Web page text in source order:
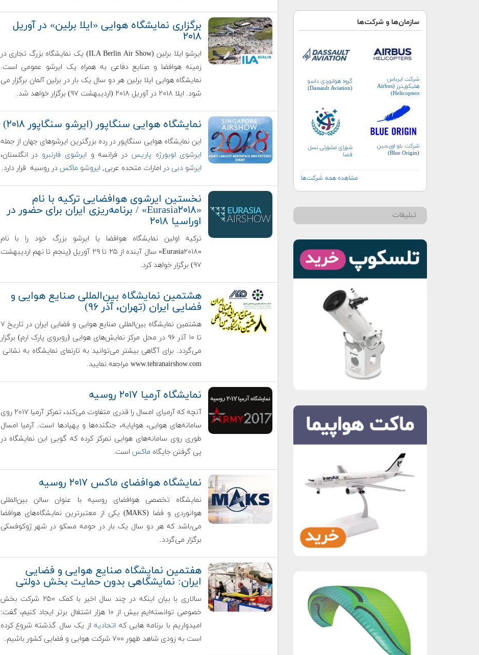
سازمان‌ها و شرکت‌ها
شرکت ایرباس
هلیکوپترز (Airbus
Helicopters)
گروه هوانوردی داسو
(Dassault Aviation)
شرکت بلو اوریجین
(Blue Origin)
شورای مشورتی نسل
فضا
مشاهده همه شرکت‌ها
تبلیغات
برگزاری نمایشگاه هوایی «ایلا برلین» در آوریل
۲۰۱۸
ایرشو ایلا برلین (ILA Berlin Air Show) یک نمایشگاه بزرگ تجاری در
زمینه هوافضا و صنایع دفاعی به همراه یک ایرشو عمومی است.
نمایشگاه هوایی ایلا برلین هر دو سال یک بار در برلین آلمان برگزار می
شود. ایلا ۲۰۱۸ در آوریل ۲۰۱۸ (اردیبهشت ۹۷) برگزار خواهد شد
.
نمایشگاه هوایی سنگاپور (ایرشو سنگاپور ۲۰۱۸)
این نمایشگاه هوایی سنگاپور در رده بزرگترین ایرشوهای جهان از جمله
ایرشوی لوبورژه پاریس در فرانسه و ایرشوی فارنبرو در انگلستان،
ایرشو دبی در امارات متحده عربی,ایروشو ماکسدر روسیه قرار دارد.
نخستین ایرشوی هوافضایی ترکیه با نام
«Eurasia۲۰۱۸» / برنامه‌ریزی ایران برای حضور در
اوراسیا ۲۰۱۸
ترکیه اولین نمایشگاه هوافضا یا ایرشو بزرگ خود را با نام
«Eurasia۲۰۱۸» سال آینده از ۲۵ تا ۲۹ آوریل (پنجم تا نهم اردیبهشت
۹۷) برگزار خواهد کرد.
هشتمین نمایشگاه بین‌المللی صنایع هوایی و
فضایی ایران (تهران، آذر ۹۶)
هشتمین نمایشگاه بین‌المللی صنایع هوایی و فضایی ایران در تاریخ ۷
تا ۱۰ آذر ۹۶ در محل مرکز نمایش‌های هوایی (روبروی پارک ارم) برگزار
می‌گردد. برای آگاهی بیشتر می‌توانید به تارنمای نمایشگاه به نشانی
www.tehranairshow.com مراجعه نمایید
.
نمایشگاه آرمیا ۲۰۱۷ روسیه
آنچه که آرمیای امسال را قدری متفاوت می‌کند، تمرکز آرمیا ۲۰۱۷ روی
سامانه‌های هوایی، هواپایه، جنگنده‌ها و پهپادها است. آرمیا امسال
طوری روی سامانه‌های هوایی تمرکز کرده که گویی این نمایشگاه در
پی گرفتن جایگاه ماکس است.
نمایشگاه هوافضای ماکس ۲۰۱۷ روسیه
نمایشگاه تخصصی هوافضای روسیه با عنوان سالن بین‌المللی
هوانوردی و فضا (MAKS) یکی از معتبرترین نمایشگاه‌های هوافضا
می‌باشد که هر دو سال یک بار در حومه مسکو در شهر ژوکوفسکی
برگزار می‌گردد.
هفتمین نمایشگاه صنایع هوایی و فضایی
ایران: نمایشگاهی بدون حمایت بخش دولتی
سالاری با بیان اینکه در چند سال اخیر با کمک ۲۵۰ شرکت بخش
خصوصی توانسته‌ایم بیش از ۱۰ هزار اشتغال برتر ایجاد کنیم، گفت:
امیدواریم با برنامه هایی که اتحادیه از یک سال گذشته شروع کرده
است به زودی شاهد ظهور ۷۰۰ شرکت هوایی و فضایی کشور باشیم.